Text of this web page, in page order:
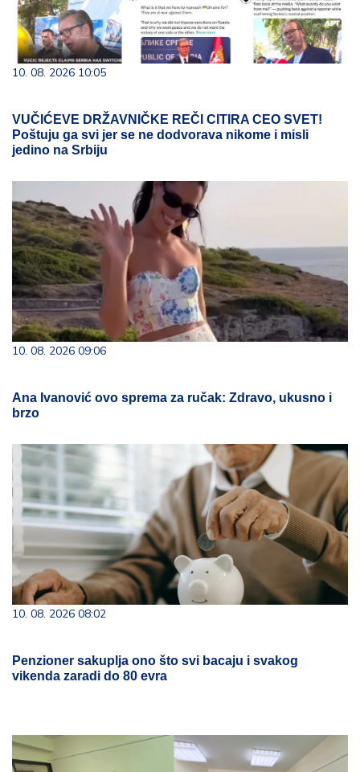
10. 08. 2026 10:05
VUČIĆEVE DRŽAVNIČKE REČI CITIRA CEO SVET!
Poštuju ga svi jer se ne dodvorava nikome i misli
jedino na Srbiju
10. 08. 2026 09:06
Ana Ivanović ovo sprema za ručak: Zdravo, ukusno i
brzo
10. 08. 2026 08:02
Penzioner sakuplja ono što svi bacaju i svakog
vikenda zaradi do 80 evra